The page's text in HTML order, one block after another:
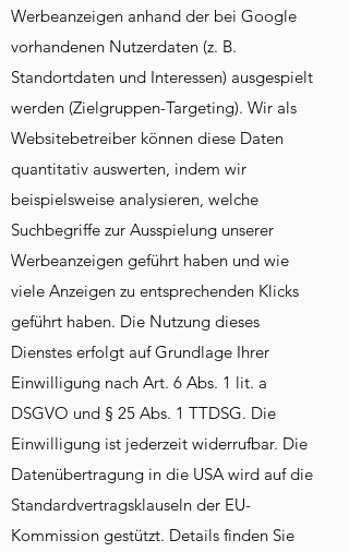
Werbeanzeigen anhand der bei Google
vorhandenen Nutzerdaten (z. B.
Standortdaten und Interessen) ausgespielt
werden (Zielgruppen-Targeting). Wir als
Websitebetreiber können diese Daten
quantitativ auswerten, indem wir
beispielsweise analysieren, welche
Suchbegriffe zur Ausspielung unserer
Werbeanzeigen geführt haben und wie
viele Anzeigen zu entsprechenden Klicks
geführt haben. Die Nutzung dieses
Dienstes erfolgt auf Grundlage Ihrer
Einwilligung nach Art. 6 Abs. 1 lit. a
DSGVO und § 25 Abs. 1 TTDSG. Die
Einwilligung ist jederzeit widerrufbar. Die
Datenübertragung in die USA wird auf die
Standardvertragsklauseln der EU-
Kommission gestützt. Details finden Sie